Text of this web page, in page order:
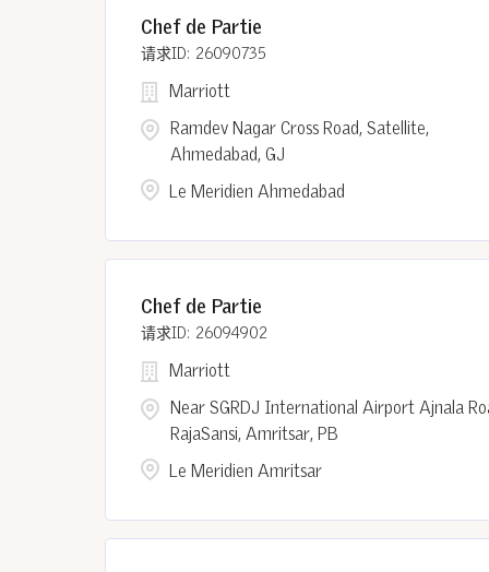
Chef de Partie
26090735
Ramdev Nagar Cross Road, Satellite,
Ahmedabad, GJ
Marriott
Le Meridien Ahmedabad
Chef de Partie
26094902
Near SGRDJ International Airport Ajnala
RajaSansi, Amritsar, PB
Marriott
Le Meridien Amritsar